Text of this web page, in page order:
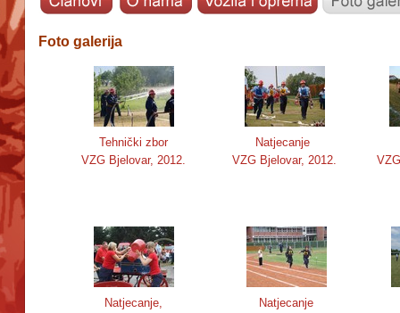
Foto galerija
Tehnički zbor
VZG Bjelovar, 2012.
Natjecanje
VZG Bjelovar, 2012.
Natjecanje,
Natjecanje